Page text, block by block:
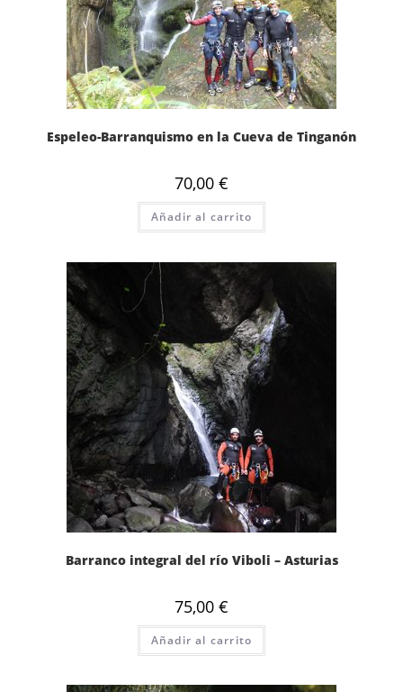
Espeleo-Barranquismo en la Cueva de Tinganón
70,00 €
Añadir al carrito
Barranco integral del río Viboli – Asturias
75,00 €
Añadir al carrito